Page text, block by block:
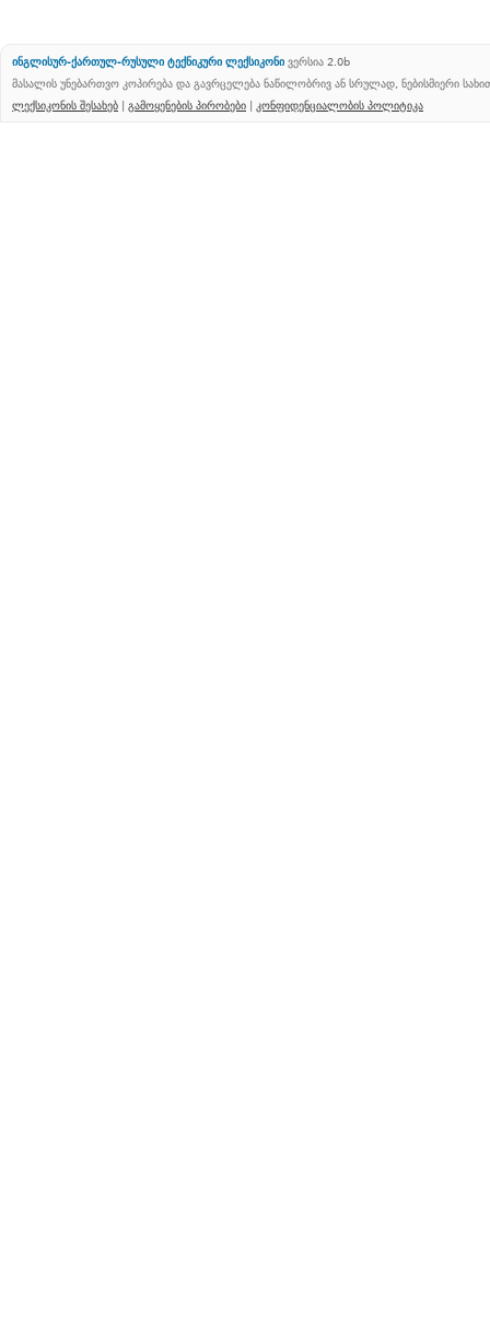
ინგლისურ-ქართულ-რუსული ტექნიკური ლექსიკონი ვერსია 2.0b
მასალის უნებართვო კოპირება და გავრცელება ნაწილობრივ ან სრულად, ნებისმიერი
ლექსიკონის შესახებ | გამოყენების პირობები | კონფიდენციალობის პოლიტიკა